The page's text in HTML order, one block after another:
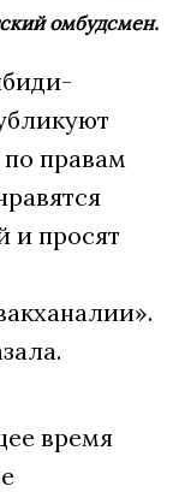
омбудсмен.
правам
и просят
время